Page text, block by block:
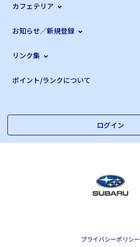
カフェテリア
お知らせ／新規登録
リンク集
ポイント/ランクについて
ログイン
プライバシーポリシー